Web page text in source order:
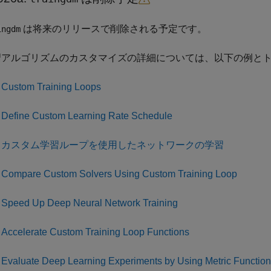
は将来のリリースで削除される予定です。
ルゴリズムのカスタマイズの詳細については、以下の例と
Custom Training Loops
Define Custom Learning Rate Schedule
カスタム学習ループを使用したネットワークの学習
Compare Custom Solvers Using Custom Training Loop
Speed Up Deep Neural Network Training
Accelerate Custom Training Loop Functions
Evaluate Deep Learning Experiments by Using Metric